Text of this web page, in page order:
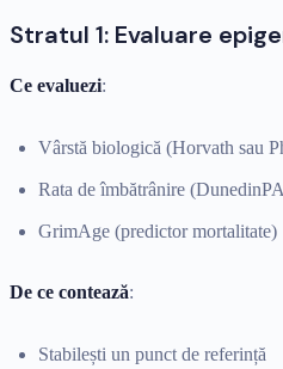
Stratul 1: Evaluare
Ce evaluezi:
Vârstă biologică (Horvath sau
Rata de îmbătrânire
GrimAge (predictor mortalitate)
De ce contează:
Stabilești un punct de referință